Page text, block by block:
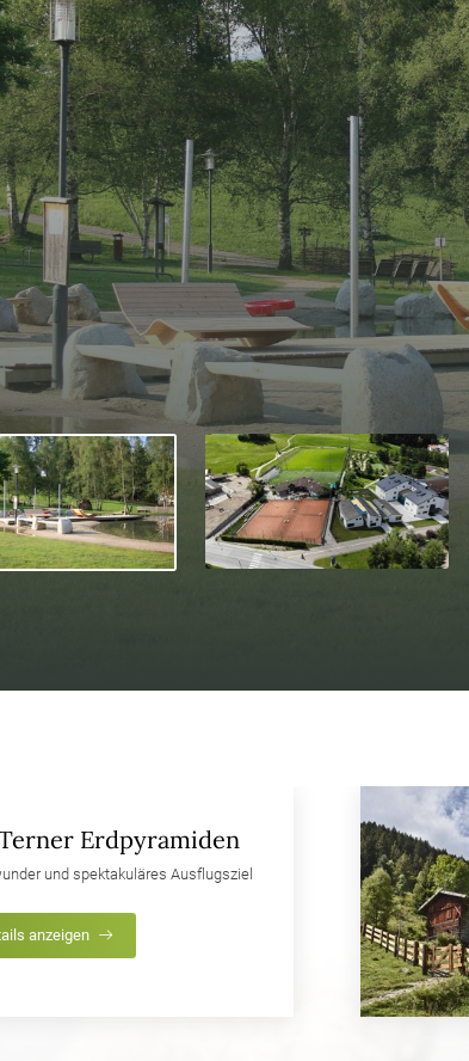
Erdpyramiden
und spektakuläres Ausflugsziel
anzeigen
E-Mail*
Einwilligung Marketing*
Einwilligung Profilierung
*Pflichtfelder